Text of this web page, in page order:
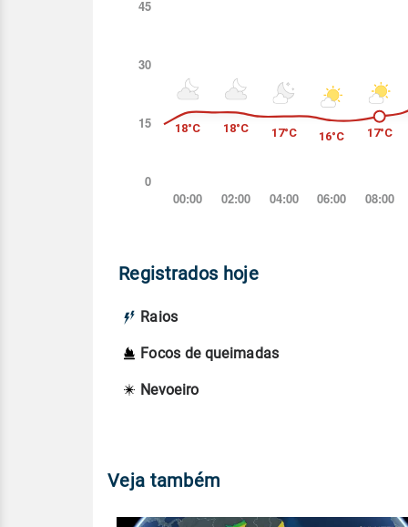
Registrados hoje
Raios
Focos de queimadas
Nevoeiro
Veja também